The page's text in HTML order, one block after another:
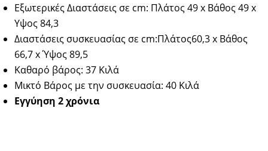
Εξωτερικές Διαστάσεις σε cm: Πλάτος 49 x Βάθος 49 x
Υψος 84,3
Διαστάσεις συσκευασίας σε cm:Πλάτος60,3 x Βάθος
66,7 x Ύψος 89,5
Καθαρό βάρος: 37 Κιλά
Μικτό Βάρος με την συσκευασία: 40 Κιλά
Εγγύηση 2 χρόνια